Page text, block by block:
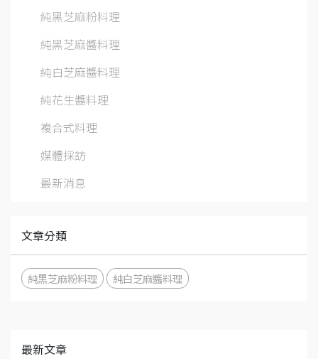
純黑芝麻粉料理
純黑芝麻醬料理
純白芝麻醬料理
純花生醬料理
複合式料理
媒體採訪
最新消息
文章分類
純黑芝麻粉料理 純白芝麻醬料理
最新文章